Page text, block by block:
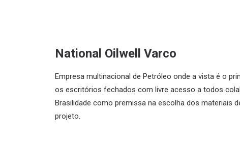
National Oilwell Varco
Empresa multinacional de Petróleo onde a vista é o
os escritórios fechados com livre acesso a todos
Brasilidade como premissa na escolha dos materiais
projeto.